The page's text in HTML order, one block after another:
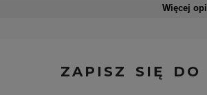
Więcej
ZAPISZ SIĘ DO